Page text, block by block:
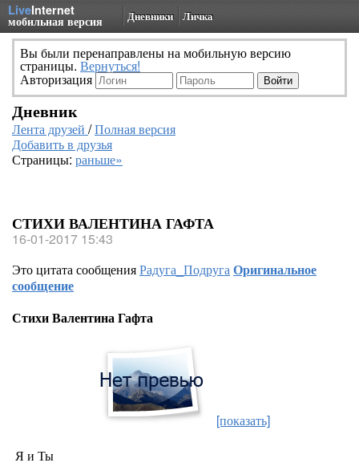
LiveInternet
мобильная версия Дневники Личка
Вы были перенаправлены на мобильную версию
страницы. Вернуться!
Авторизация
Дневник
Лента друзей /Полная версия
Добавить в друзья
Страницы: раньше»
СТИХИ ВАЛЕНТИНА ГАФТА
16-01-2017 15:43
Это цитата сообщенияРадуга_ПодругаОригинальное
сообщение
Стихи Валентина Гафта
[показать]
Я и Ты